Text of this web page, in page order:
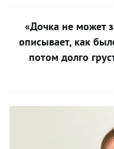
«Дочка не может
описывает, как
потом долго